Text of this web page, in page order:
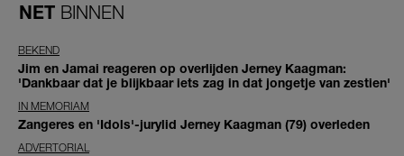
NET BINNEN
BEKEND
Jim en Jamai reageren op overlijden Jerney Kaagman:
'Dankbaar dat je blijkbaar iets zag in dat jongetje van zestien'
IN MEMORIAM
Zangeres en 'Idols'-jurylid Jerney Kaagman (79) overleden
ADVERTORIAL